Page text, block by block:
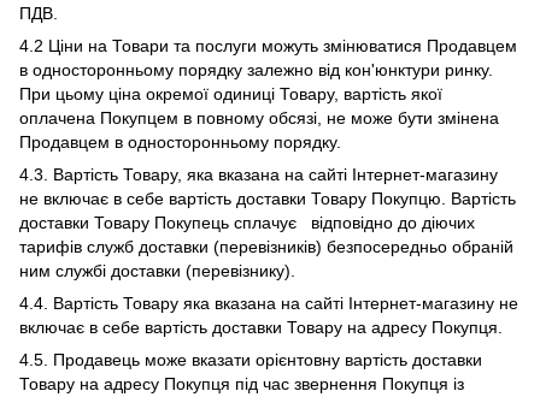
ПДВ.
4.2 Ціни на Товари та послуги можуть змінюватися Продавцем
в односторонньому порядку залежно від кон'юнктури ринку.
При цьому ціна окремої одиниці Товару, вартість якої
оплачена Покупцем в повному обсязі, не може бути змінена
Продавцем в односторонньому порядку.
4.3. Вартість Товару, яка вказана на сайті Інтернет-магазину
не включає в себе вартість доставки Товару Покупцю. Вартість
доставки Товару Покупець сплачує відповідно до діючих
тарифів служб доставки (перевізників) безпосередньо обраній
ним службі доставки (перевізнику).
4.4. Вартість Товару яка вказана на сайті Інтернет-магазину не
включає в себе вартість доставки Товару на адресу Покупця.
4.5. Продавець може вказати орієнтовну вартість доставки
Товару на адресу Покупця під час звернення Покупця із